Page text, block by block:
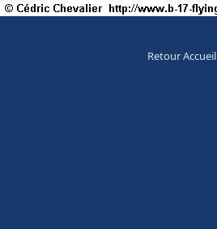
Retour Accueil